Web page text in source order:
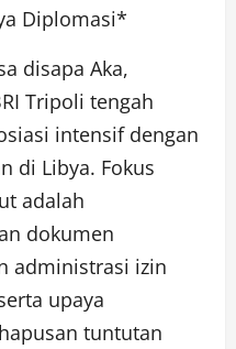
Diplomasi*
disapa Aka,
Tripoli tengah
intensif dengan
di Libya. Fokus
adalah
dokumen
administrasi izin
upaya
tuntutan